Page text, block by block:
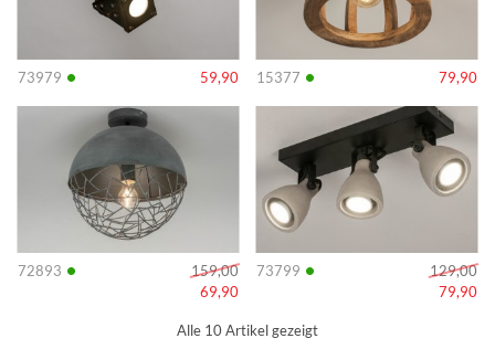
73979 • 59,90 15377 • 79,90
72893 •
159,00
69,90
Info
73799 •
129,00
79,90
Info
Alle 10 Artikel gezeigt